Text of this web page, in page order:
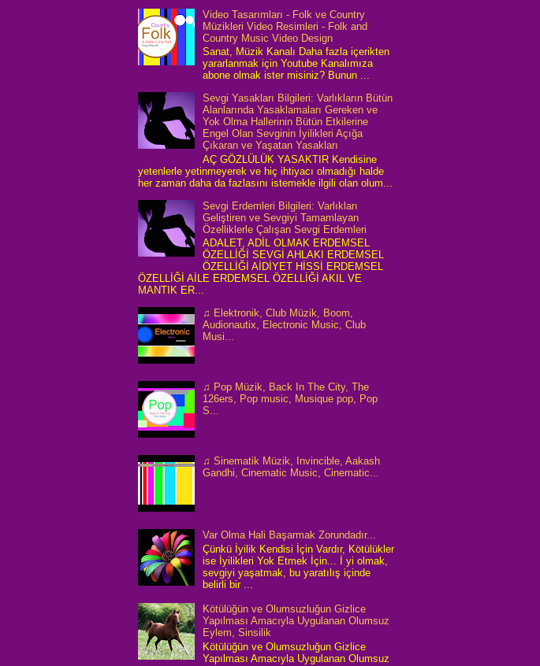
Video Tasarımları - Folk ve Country
Müzikleri Video Resimleri - Folk and
Country Music Video Design
Sanat, Müzik Kanalı Daha fazla içerikten
yararlanmak için Youtube Kanalımıza
abone olmak ister misiniz? Bunun ...
Sevgi Yasakları Bilgileri: Varlıkların Bütün
Alanlarında Yasaklamaları Gereken ve
Yok Olma Hallerinin Bütün Etkilerine
Engel Olan Sevginin İyilikleri Açığa
Çıkaran ve Yaşatan Yasakları
AÇ GÖZLÜLÜK YASAKTIR Kendisine
yetenlerle yetinmeyerek ve hiç ihtiyacı olmadığı halde
her zaman daha da fazlasını istemekle ilgili olan olum...
Sevgi Erdemleri Bilgileri: Varlıkları
Geliştiren ve Sevgiyi Tamamlayan
Özelliklerle Çalışan Sevgi Erdemleri
ADALET, ADİL OLMAK ERDEMSEL
ÖZELLİĞİ SEVGİ AHLAKI ERDEMSEL
ÖZELLİĞİ AİDİYET HİSSİ ERDEMSEL
ÖZELLİĞİ AİLE ERDEMSEL ÖZELLİĞİ AKIL VE
MANTIK ER...
♫ Elektronik, Club Müzik, Boom,
Audionautix, Electronic Music, Club
Musi...
♫ Pop Müzik, Back In The City, The
126ers, Pop music, Musique pop, Pop
S...
♫ Sinematik Müzik, Invincible, Aakash
Gandhi, Cinematic Music, Cinematic...
Var Olma Hali Başarmak Zorundadır...
Çünkü İyilik Kendisi İçin Vardır, Kötülükler
ise İyilikleri Yok Etmek İçin... İ yi olmak,
sevgiyi yaşatmak, bu yaratılış içinde
belirli bir ...
Kötülüğün ve Olumsuzluğun Gizlice
Yapılması Amacıyla Uygulanan Olumsuz
Eylem, Sinsilik
Kötülüğün ve Olumsuzluğun Gizlice
Yapılması Amacıyla Uygulanan Olumsuz